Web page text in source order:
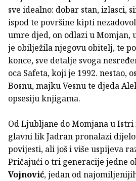
sve idealno: dobar stan, izlasci,
ispod te površine kipti
umre djed, on odlazi u Momjan,
je obilježila njegovu obitelj, te
konce, sve detalje svoga
oca Safeta, koji je 1992. nestao,
Bosnu, majku Vesnu te djeda
opsesiju knjigama.
Od Ljubljane do Momjana u Istri
glavni lik Jadran pronalazi
povijesti, ali još i više uspijeva
Pričajući o tri generacije jedne
Vojnović, jedan od